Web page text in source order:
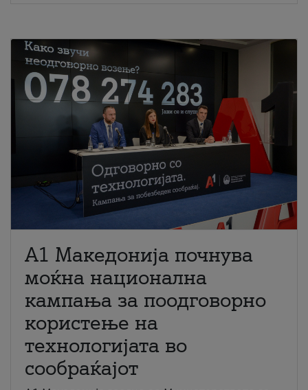
A1 Македонија почнува
моќна национална
кампања за поодговорно
користење на
технологијата во
сообраќајот